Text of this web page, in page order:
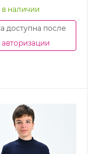
в наличии
доступна после
авторизации